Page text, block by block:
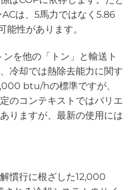
は、5馬力ではなく5.86
性があります。
を他の「トン」と輸送ト
冷却では熱除去能力に関す
btu/hの標準ですが、
のコンテキストではバリエ
りますが、最新の使用には
慣行に根ざした12,000